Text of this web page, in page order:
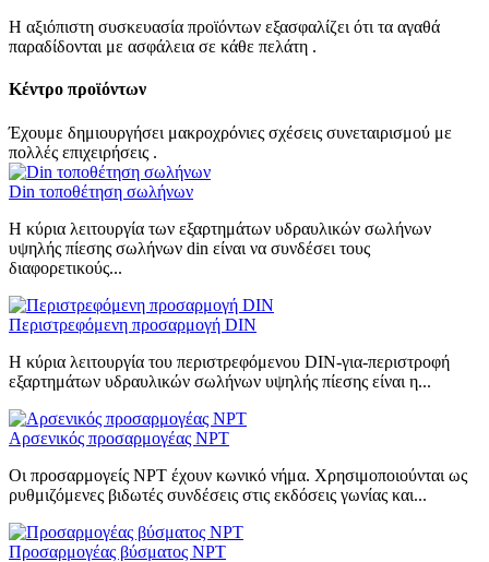
Η αξιόπιστη συσκευασία προϊόντων εξασφαλίζει ότι τα αγαθά
παραδίδονται με ασφάλεια σε κάθε πελάτη .
Κέντρο προϊόντων
Έχουμε δημιουργήσει μακροχρόνιες σχέσεις συνεταιρισμού με
πολλές επιχειρήσεις .
Din τοποθέτηση σωλήνων
Η κύρια λειτουργία των εξαρτημάτων υδραυλικών σωλήνων
υψηλής πίεσης σωλήνων din είναι να συνδέσει τους
διαφορετικούς...
Περιστρεφόμενη προσαρμογή DIN
Η κύρια λειτουργία του περιστρεφόμενου DIN-για-περιστροφή
εξαρτημάτων υδραυλικών σωλήνων υψηλής πίεσης είναι η...
Αρσενικός προσαρμογέας NPT
Οι προσαρμογείς NPT έχουν κωνικό νήμα. Χρησιμοποιούνται ως
ρυθμιζόμενες βιδωτές συνδέσεις στις εκδόσεις γωνίας και...
Προσαρμογέας βύσματος NPT